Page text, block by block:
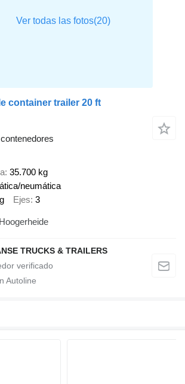
container trailer 20 ft
35.700 kg
neumática
Ejes 3
TRUCKS & TRAILERS
Autoline